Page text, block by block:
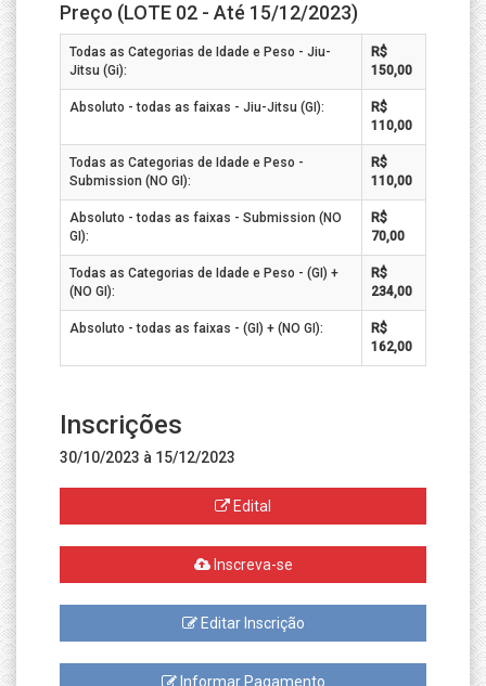
Preço (LOTE 02 - Até 15/12/2023)
Todas as Categorias de Idade e Peso - Jiu-
Jitsu (Gi):
R$
150,00
Absoluto - todas as faixas - Jiu-Jitsu (GI):
R$
110,00
Todas as Categorias de Idade e Peso -
Submission (NO GI):
R$
110,00
Absoluto - todas as faixas - Submission (NO
GI):
R$
70,00
Todas as Categorias de Idade e Peso - (GI) +
(NO GI):
R$
234,00
Absoluto - todas as faixas - (GI) + (NO GI):
R$
162,00
Inscrições
30/10/2023 à 15/12/2023
Edital
Inscreva-se
Editar Inscrição
Informar Pagamento